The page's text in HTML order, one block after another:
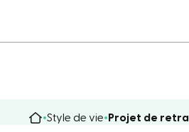
Style de vie Projet de